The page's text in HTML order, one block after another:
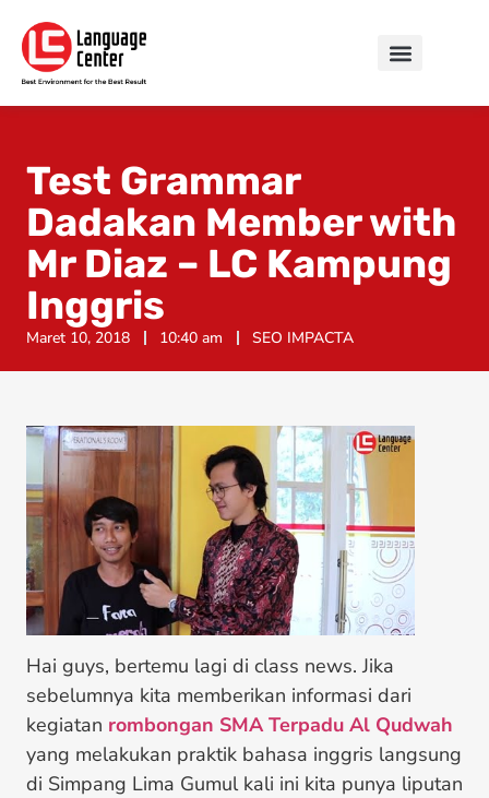
Test Grammar
Dadakan Member with
Mr Diaz – LC Kampung
Inggris
Maret 10, 2018 10:40 am SEO IMPACTA
Hai guys, bertemu lagi di class news. Jika
sebelumnya kita memberikan informasi dari
kegiatan rombongan SMA Terpadu Al Qudwah
yang melakukan praktik bahasa inggris langsung
di Simpang Lima Gumul kali ini kita punya liputan